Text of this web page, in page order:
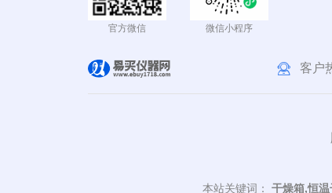
官方微信 微信小程序
客户
本站关键词： 干燥箱,恒